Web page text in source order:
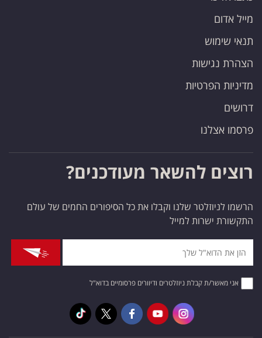
מייל אדום
תנאי שימוש
הצהרת נגישות
מדיניות הפרטיות
דרושים
פרסמו אצלנו
רוצים להשאר מעודכנים?
הרשמו לניוזלטר שלנו וקבלו את כל הסיפורים החמים של עולם
התקשורת ישרות למייל
אני מאשר/ת קבלת ניוזלטרים ודיוורים פרסומיים בדוא"ל